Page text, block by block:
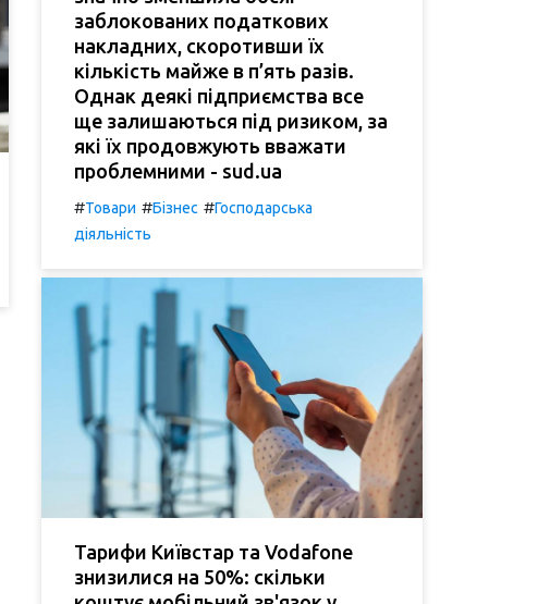
заблокованих податкових
накладних, скоротивши їх
кількість майже в п’ять разів.
Однак деякі підприємства все
ще залишаються під ризиком, за
які їх продовжують вважати
проблемними - sud.ua
#Товари #Бізнес #Господарська
діяльність
Тарифи Київстар та Vodafone
знизилися на 50%: скільки